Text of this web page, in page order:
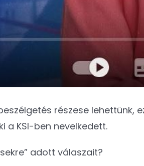
részese lehettünk,
a KSI-ben nevelkedett.
adott válaszait?